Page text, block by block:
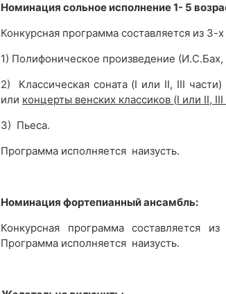
Номинация сольное исполнение 1- 5
Конкурсная программа составляется из 3-
1) Полифоническое произведение (И.С.Бах,
2) Классическая соната (I или II, III
или концерты венских классиков (I или II,
3) Пьеса.
Программа исполняется наизусть.
Номинация фортепианный ансамбль:
Конкурсная программа составляется
Программа исполняется наизусть.